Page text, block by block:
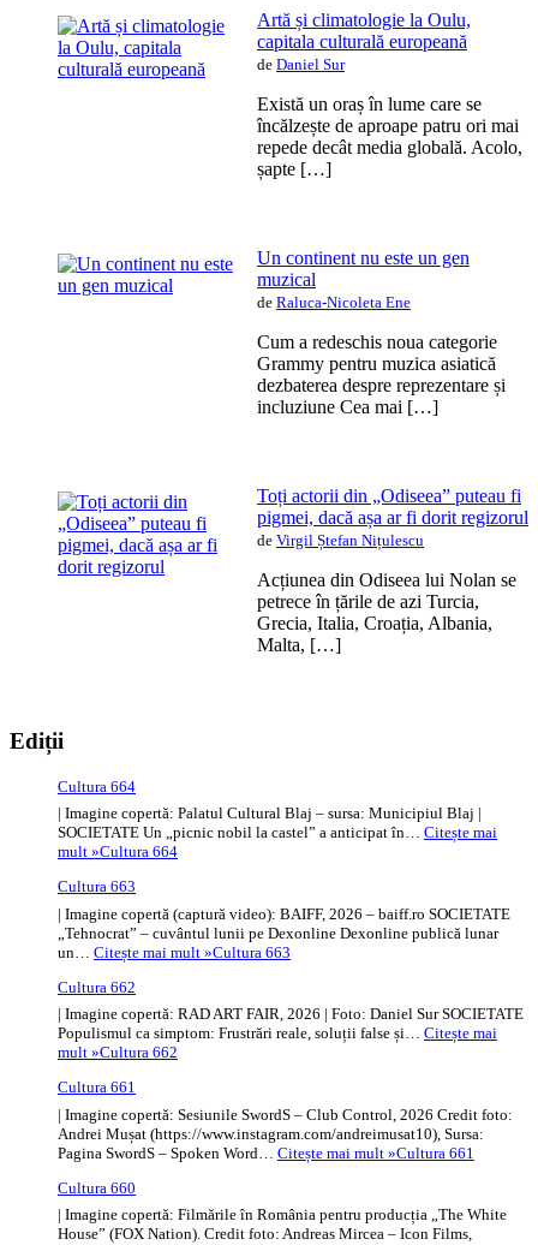
Artă și climatologie la Oulu,
capitala culturală europeană
de Daniel Sur
Există un oraș în lume care se
încălzește de aproape patru ori mai
repede decât media globală. Acolo,
șapte […]
Un continent nu este un gen
muzical
de Raluca-Nicoleta Ene
Cum a redeschis noua categorie
Grammy pentru muzica asiatică
dezbaterea despre reprezentare și
incluziune Cea mai […]
Toți actorii din „Odiseea” puteau fi
pigmei, dacă așa ar fi dorit regizorul
de Virgil Ștefan Nițulescu
Acțiunea din Odiseea lui Nolan se
petrece în țările de azi Turcia,
Grecia, Italia, Croația, Albania,
Malta, […]
Ediții
Cultura 664
| Imagine copertă: Palatul Cultural Blaj – sursa: Municipiul Blaj |
SOCIETATE Un „picnic nobil la castel” a anticipat în… Citește mai
mult »Cultura 664
Cultura 663
| Imagine copertă (captură video): BAIFF, 2026 – baiff.ro SOCIETATE
„Tehnocrat” – cuvântul lunii pe Dexonline Dexonline publică lunar
un… Citește mai mult »Cultura 663
Cultura 662
| Imagine copertă: RAD ART FAIR, 2026 | Foto: Daniel Sur SOCIETATE
Populismul ca simptom: Frustrări reale, soluții false și… Citește mai
mult »Cultura 662
Cultura 661
| Imagine copertă: Sesiunile SwordS – Club Control, 2026 Credit foto:
Andrei Mușat (https://www.instagram.com/andreimusat10), Sursa:
Pagina SwordS – Spoken Word… Citește mai mult »Cultura 661
Cultura 660
| Imagine copertă: Filmările în România pentru producția „The White
House” (FOX Nation). Credit foto: Andreas Mircea – Icon Films,